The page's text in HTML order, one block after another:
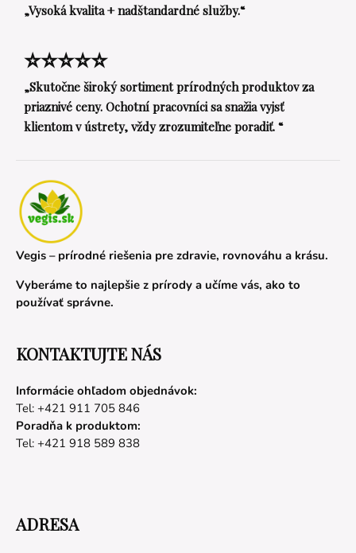
„Vysoká kvalita + nadštandardné služby.“
⭐⭐⭐⭐⭐
„Skutočne široký sortiment prírodných produktov za
priaznivé ceny. Ochotní pracovníci sa snažia vyjsť
klientom v ústrety, vždy zrozumiteľne poradiť. “
Vegis – prírodné riešenia pre zdravie, rovnováhu a krásu.
Vyberáme to najlepšie z prírody a učíme vás, ako to
používať správne.
KONTAKTUJTE NÁS
Informácie ohľadom objednávok:
Tel: +421 911 705 846
Poradňa k produktom:
Tel: +421 918 589 838
ADRESA